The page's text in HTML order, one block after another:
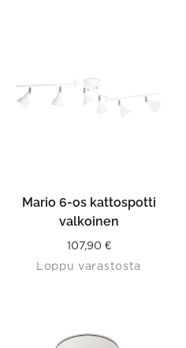
Mario 6-os kattospotti
valkoinen
107,90 €
Loppu varastosta